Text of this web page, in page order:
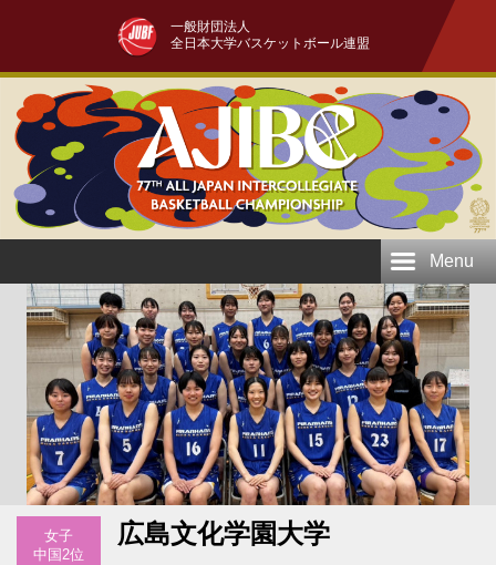
一般財団法人
全日本大学バスケットボール連盟
Menu
女子
中国2位
広島文化学園大学